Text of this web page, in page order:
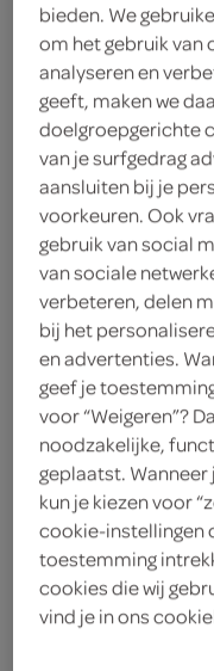
bieden. We
om het gebruik van
analyseren en
geeft, maken we
doelgroepgerichte
van je surfgedrag
aansluiten bij je
voorkeuren. Ook
gebruik van social
van sociale
verbeteren, delen
bij het
en advertenties.
geef je
voor “Weigeren”?
noodzakelijke,
geplaatst.
kun je kiezen voor
cookie-instellingen
toestemming
cookies die wij
vind je in ons